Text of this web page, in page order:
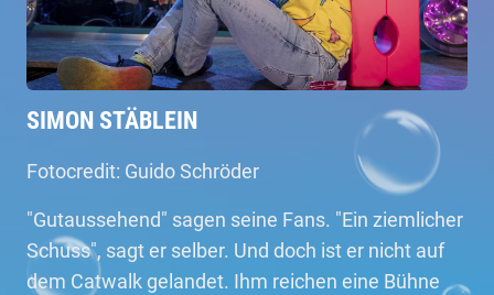
SIMON STÄBLEIN
Fotocredit: Guido Schröder
"Gutaussehend" sagen seine Fans. "Ein ziemlicher
Schuss", sagt er selber. Und doch ist er nicht auf
dem Catwalk gelandet. Ihm reichen eine Bühne